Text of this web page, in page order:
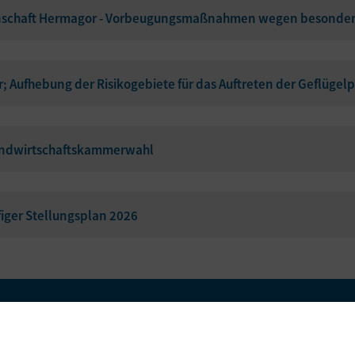
Hermagor - Vorbeugungsmaßnahmen wegen
Aufhebung der Risikogebiete für das Auftreten der
Stellungsplan 2026